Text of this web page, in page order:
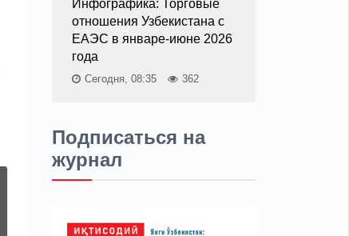
Инфографика: Торговые
отношения Узбекистана с
ЕАЭС в январе-июне 2026
года
Сегодня, 08:35 362
Подписаться на
журнал